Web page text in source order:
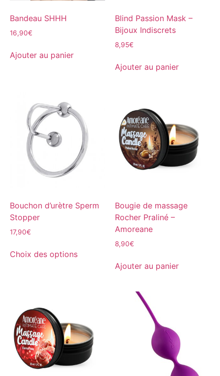
Bandeau SHHH
16,90€
Ajouter au panier
Blind Passion Mask –
Bijoux Indiscrets
8,95€
Ajouter au panier
Bouchon d’urètre Sperm
Stopper
17,90€
Choix des options
Bougie de massage
Rocher Praliné –
Amoreane
8,90€
Ajouter au panier